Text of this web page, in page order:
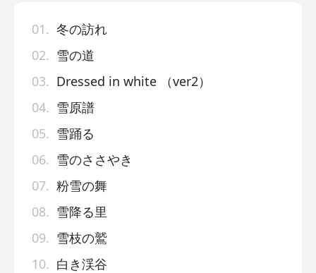
01. 冬の訪れ
02. 雪の道
03. Dressed in white （ver2）
04. 雪原譜
05. 雪踊る
06. 雪のささやき
07. 粉雪の舞
08. 雪降る里
09. 雪枝の鷲
10. 白き渓谷